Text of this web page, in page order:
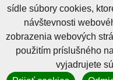
Cookies nastavenie
Cookies - viac informácií
Technický prevádzkovateľ
sídle súbory cookies,
návštevnosti
zobrazenia webových
použitím príslušného
vyjadrujete